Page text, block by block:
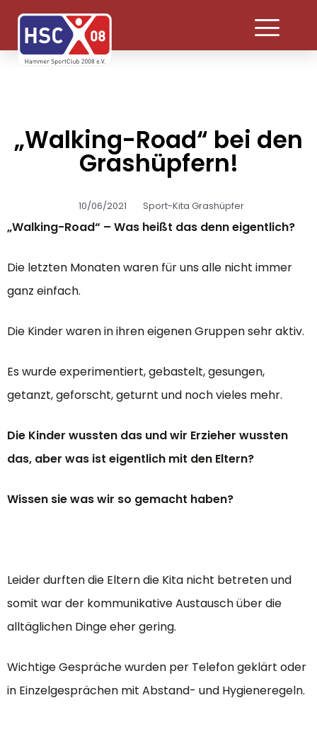
„Walking-Road“ bei den
Grashüpfern!
10/06/2021 Sport-Kita Grashüpfer
„Walking-Road“ – Was heißt das denn eigentlich?
Die letzten Monaten waren für uns alle nicht immer
ganz einfach.
Die Kinder waren in ihren eigenen Gruppen sehr aktiv.
Es wurde experimentiert, gebastelt, gesungen,
getanzt, geforscht, geturnt und noch vieles mehr.
Die Kinder wussten das und wir Erzieher wussten
das, aber was ist eigentlich mit den Eltern?
Wissen sie was wir so gemacht haben?
Leider durften die Eltern die Kita nicht betreten und
somit war der kommunikative Austausch über die
alltäglichen Dinge eher gering.
Wichtige Gespräche wurden per Telefon geklärt oder
in Einzelgesprächen mit Abstand- und Hygieneregeln.